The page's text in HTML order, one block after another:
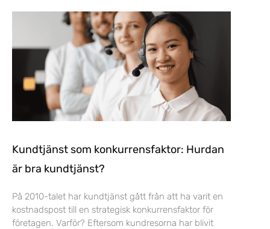
Kundtjänst som konkurrensfaktor: Hurdan
är bra kundtjänst?
På 2010-talet har kundtjänst gått från att ha varit en
kostnadspost till en strategisk konkurrensfaktor för
företagen. Varför? Eftersom kundresorna har blivit